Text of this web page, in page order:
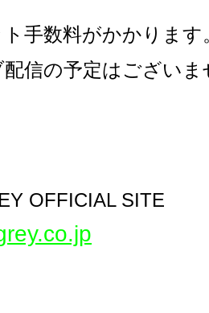
手数料がかかります
信の予定はございま
OFFICIAL SITE